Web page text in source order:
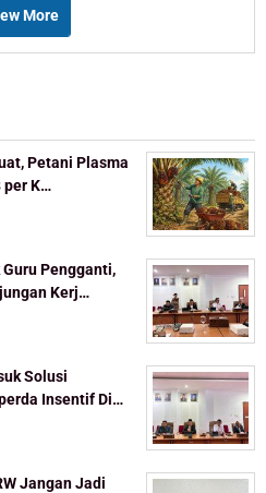
More
Petani Plasma
per K…
Pengganti,
Kerj…
Solusi
Insentif Di…
Jangan Jadi